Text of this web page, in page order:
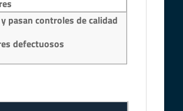
pasan controles de calidad
defectuosos